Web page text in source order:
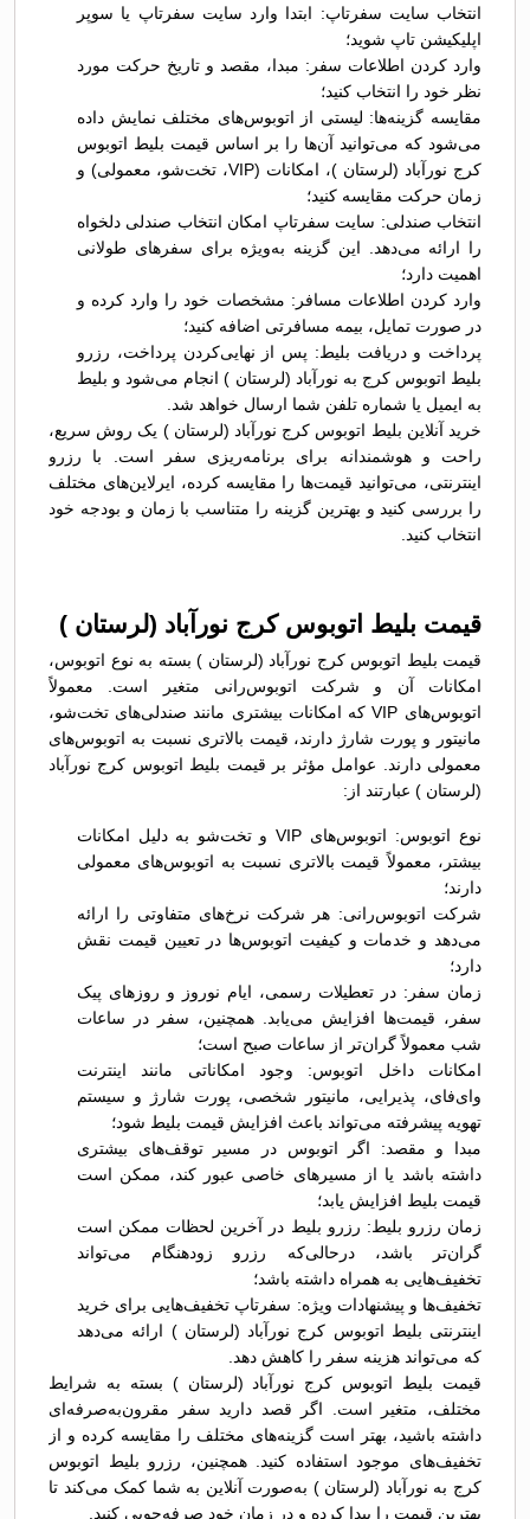
انتخاب سایت سفرتاپ: ابتدا وارد سایت سفرتاپ یا سوپر
اپلیکیشن تاپ شوید؛
وارد کردن اطلاعات سفر: مبدا، مقصد و تاریخ حرکت مورد
نظر خود را انتخاب کنید؛
مقایسه گزینه‌ها: لیستی از اتوبوس‌های مختلف نمایش داده
می‌شود که می‌توانید آن‌ها را بر اساس قیمت بلیط اتوبوس
کرج نورآباد (لرستان )، امکانات (VIP، تخت‌شو، معمولی) و
زمان حرکت مقایسه کنید؛
انتخاب صندلی: سایت سفرتاپ امکان انتخاب صندلی دلخواه
را ارائه می‌دهد. این گزینه به‌ویژه برای سفرهای طولانی
اهمیت دارد؛
وارد کردن اطلاعات مسافر: مشخصات خود را وارد کرده و
در صورت تمایل، بیمه مسافرتی اضافه کنید؛
پرداخت و دریافت بلیط: پس از نهایی‌کردن پرداخت، رزرو
بلیط اتوبوس کرج به نورآباد (لرستان ) انجام می‌شود و بلیط
به ایمیل یا شماره تلفن شما ارسال خواهد شد.
خرید آنلاین بلیط اتوبوس کرج نورآباد (لرستان ) یک روش سریع،
راحت و هوشمندانه برای برنامه‌ریزی سفر است. با رزرو
اینترنتی، می‌توانید قیمت‌ها را مقایسه کرده، ایرلاین‌های مختلف
را بررسی کنید و بهترین گزینه را متناسب با زمان و بودجه خود
انتخاب کنید.
قیمت بلیط اتوبوس کرج نورآباد (لرستان )
قیمت بلیط اتوبوس کرج نورآباد (لرستان ) بسته به نوع اتوبوس،
امکانات آن و شرکت اتوبوس‌رانی متغیر است. معمولاً
اتوبوس‌های VIP که امکانات بیشتری مانند صندلی‌های تخت‌شو،
مانیتور و پورت شارژ دارند، قیمت بالاتری نسبت به اتوبوس‌های
معمولی دارند. عوامل مؤثر بر قیمت بلیط اتوبوس کرج نورآباد
(لرستان ) عبارتند از:
نوع اتوبوس: اتوبوس‌های VIP و تخت‌شو به دلیل امکانات
بیشتر، معمولاً قیمت بالاتری نسبت به اتوبوس‌های معمولی
دارند؛
شرکت اتوبوس‌رانی: هر شرکت نرخ‌های متفاوتی را ارائه
می‌دهد و خدمات و کیفیت اتوبوس‌ها در تعیین قیمت نقش
دارد؛
زمان سفر: در تعطیلات رسمی، ایام نوروز و روزهای پیک
سفر، قیمت‌ها افزایش می‌یابد. همچنین، سفر در ساعات
شب معمولاً گران‌تر از ساعات صبح است؛
امکانات داخل اتوبوس: وجود امکاناتی مانند اینترنت
وای‌فای، پذیرایی، مانیتور شخصی، پورت شارژ و سیستم
تهویه پیشرفته می‌تواند باعث افزایش قیمت بلیط شود؛
مبدا و مقصد: اگر اتوبوس در مسیر توقف‌های بیشتری
داشته باشد یا از مسیرهای خاصی عبور کند، ممکن است
قیمت بلیط افزایش یابد؛
زمان رزرو بلیط: رزرو بلیط در آخرین لحظات ممکن است
گران‌تر باشد، درحالی‌که رزرو زودهنگام می‌تواند
تخفیف‌هایی به همراه داشته باشد؛
تخفیف‌ها و پیشنهادات ویژه: سفرتاپ تخفیف‌هایی برای خرید
اینترنتی بلیط اتوبوس کرج نورآباد (لرستان ) ارائه می‌دهد
که می‌تواند هزینه سفر را کاهش دهد.
قیمت بلیط اتوبوس کرج نورآباد (لرستان ) بسته به شرایط
مختلف، متغیر است. اگر قصد دارید سفر مقرون‌به‌صرفه‌ای
داشته باشید، بهتر است گزینه‌های مختلف را مقایسه کرده و از
تخفیف‌های موجود استفاده کنید. همچنین، رزرو بلیط اتوبوس
کرج به نورآباد (لرستان ) به‌صورت آنلاین به شما کمک می‌کند تا
بهترین قیمت را پیدا کرده و در زمان خود صرفه‌جویی کنید.